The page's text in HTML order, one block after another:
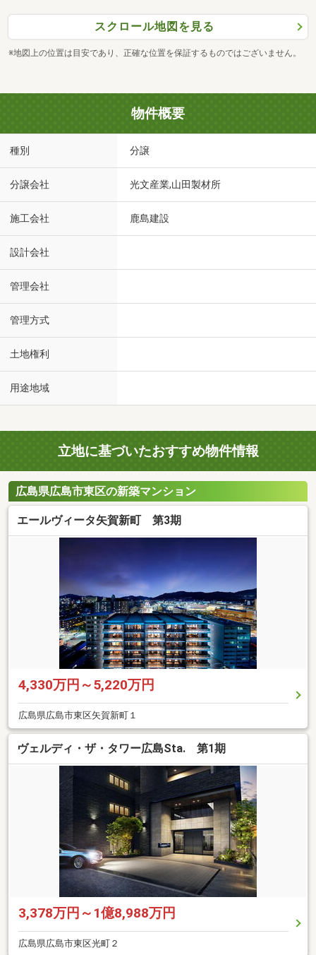
スクロール地図を見る
※地図上の位置は目安であり、正確な位置を保証するものではございません。
物件概要
種別 分譲
分譲会社 光文産業,山田製材所
施工会社 鹿島建設
設計会社
管理会社
管理方式
土地権利
用途地域
立地に基づいたおすすめ物件情報
広島県広島市東区の新築マンション
エールヴィータ矢賀新町 第3期
4,330万円～5,220万円
広島県広島市東区矢賀新町１
ヴェルディ・ザ・タワー広島Sta. 第1期
3,378万円～1億8,988万円
広島県広島市東区光町２